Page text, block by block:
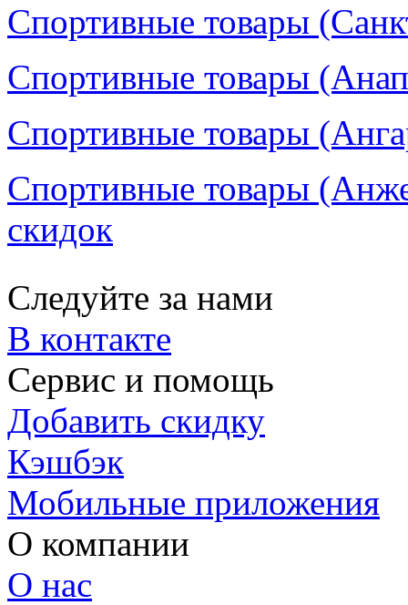
Спортивные товары
Спортивные товары
Спортивные товары
Спортивные товары
скидок
Следуйте за нами
В контакте
Сервис и помощь
Добавить скидку
Кэшбэк
Мобильные приложения
О компании
О нас